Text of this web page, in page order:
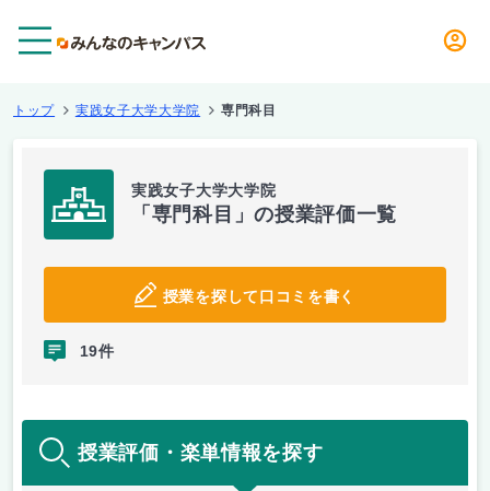
トップ 実践女子大学大学院 専門科目
実践女子大学大学院
「専門科目」の授業評価一覧
授業を探して口コミを書く
19件
授業評価・楽単情報を探す